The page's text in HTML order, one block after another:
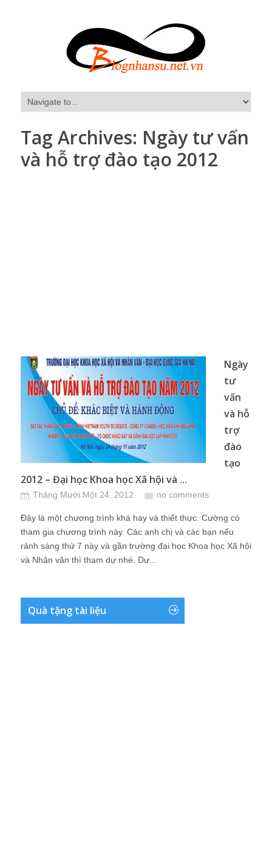
Tag Archives: Ngày tư vấn
và hỗ trợ đào tạo 2012
Ngày
tư
vấn
và hỗ
trợ
đào
tạo
2012 – Đại học Khoa học Xã hội và ...
Tháng Mười Một 24, 2012 no comments
Đây là một chương trình khá hay và thiết thực. Cường có
tham gia chương trình này. Các anh chị và các bạn nếu
rảnh sáng thứ 7 này và gần trường đại học Khoa học Xã hội
và Nhân văn thì tham dự nhé. Dư...
Quà tặng tài liệu